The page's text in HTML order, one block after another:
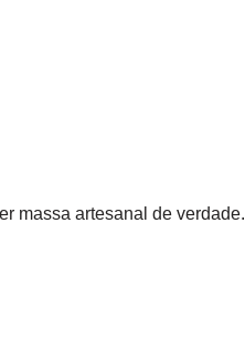
massa artesanal de